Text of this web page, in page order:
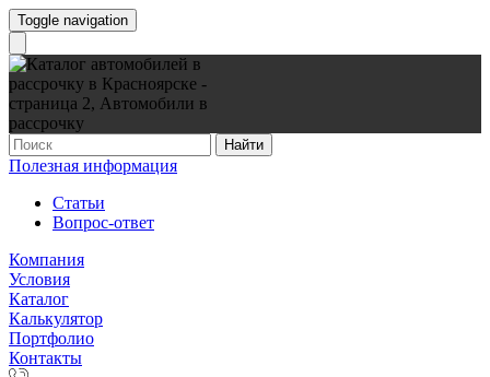
Toggle navigation
Найти
Полезная информация
Статьи
Вопрос-ответ
Компания
Условия
Каталог
Калькулятор
Портфолио
Контакты